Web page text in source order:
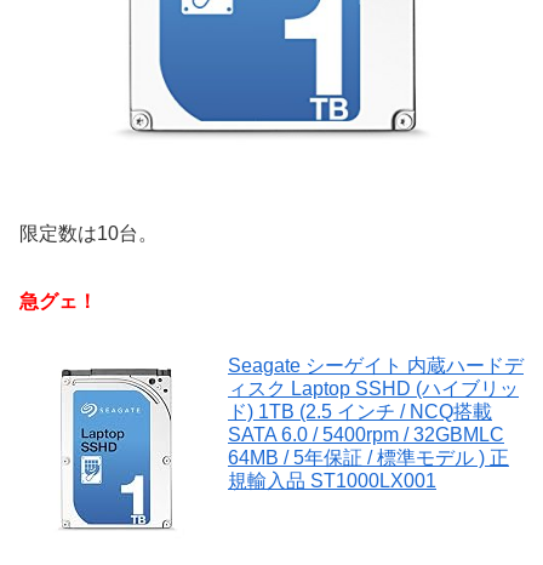
限定数は10台。
急グェ！
Seagate シーゲイト 内蔵ハードデ
ィスク Laptop SSHD (ハイブリッ
ド) 1TB (2.5 インチ / NCQ搭載
SATA 6.0 / 5400rpm / 32GBMLC
64MB / 5年保証 / 標準モデル ) 正
規輸入品 ST1000LX001